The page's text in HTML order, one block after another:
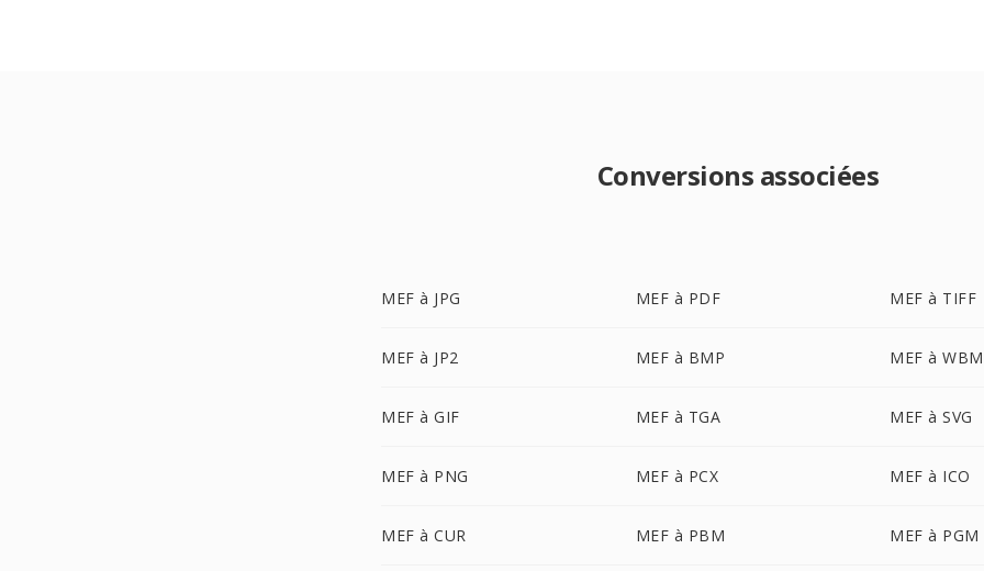
Conversions associées
MEF à JPG MEF à PDF MEF à TIFF
MEF à JP2 MEF à BMP MEF à
MEF à GIF MEF à TGA MEF à SVG
MEF à PNG MEF à PCX MEF à ICO
MEF à CUR MEF à PBM MEF à PGM